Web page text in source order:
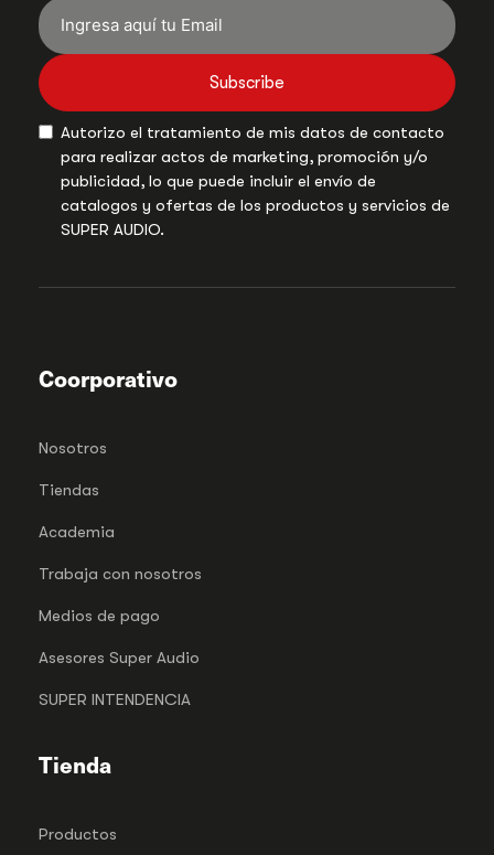
Subscribe
Autorizo el tratamiento de mis datos de contacto
para realizar actos de marketing, promoción y/o
publicidad, lo que puede incluir el envío de
catalogos y ofertas de los productos y servicios de
SUPER AUDIO.
Coorporativo
Nosotros
Tiendas
Academia
Trabaja con nosotros
Medios de pago
Asesores Super Audio
SUPER INTENDENCIA
Tienda
Productos